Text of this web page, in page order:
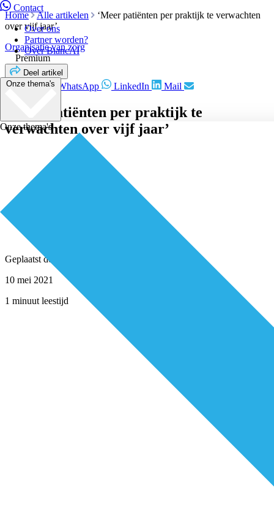
Contact
Over ons
Partner worden?
Over BiancAI
Onze thema's
Onze thema's
Home Alle artikelen
‘Meer patiënten per praktijk te verwachten
over vijf jaar’
Organisatie van zorg
Premium
Deel artikel
Facebook WhatsApp LinkedIn Mail
‘Meer patiënten per praktijk te
verwachten over vijf jaar’
Geplaatst door
10 mei 2021
1 minuut leestijd